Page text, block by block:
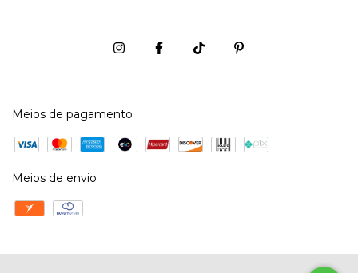
Meios de pagamento
Meios de envio